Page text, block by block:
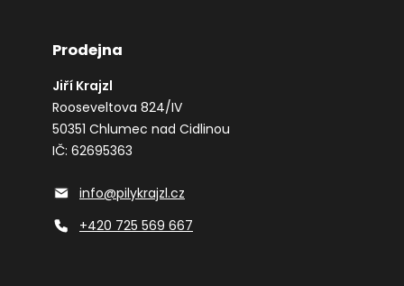
Prodejna
Jiří Krajzl
Rooseveltova 824/IV
50351 Chlumec nad Cidlinou
IČ: 62695363
info@pilykrajzl.cz
+420 725 569 667